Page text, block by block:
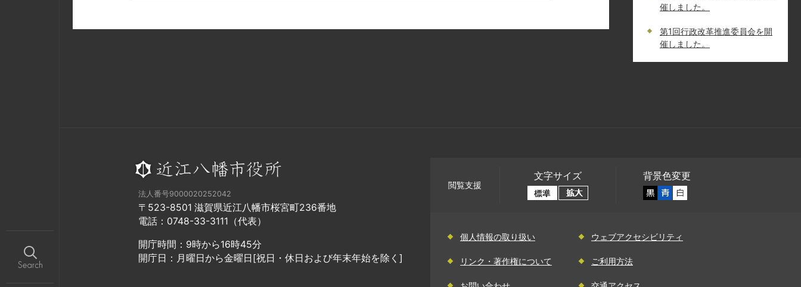
催しました。
第1回行政改革推進委員会を開
催しました。
法人番号9000020252042
〒523-8501 滋賀県近江八幡市桜宮町236番地
電話：0748-33-3111（代表）
開庁時間：9時から16時45分
開庁日：月曜日から金曜日[祝日・休日および年末年始を除く]
閲覧支援
文字サイズ 背景色変更
個人情報の取り扱い ウェブアクセシビリティ
リンク・著作権について ご利用方法